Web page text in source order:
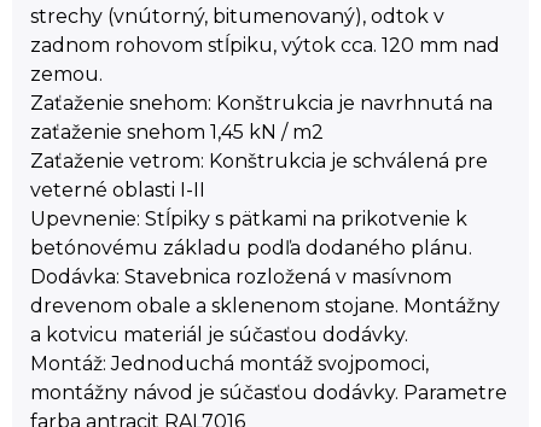
strechy (vnútorný, bitumenovaný), odtok v
zadnom rohovom stĺpiku, výtok cca. 120 mm nad
zemou.
Zaťaženie snehom: Konštrukcia je navrhnutá na
zaťaženie snehom 1,45 kN / m2
Zaťaženie vetrom: Konštrukcia je schválená pre
veterné oblasti I-II
Upevnenie: Stĺpiky s pätkami na prikotvenie k
betónovému základu podľa dodaného plánu.
Dodávka: Stavebnica rozložená v masívnom
drevenom obale a sklenenom stojane. Montážny
a kotvicu materiál je súčasťou dodávky.
Montáž: Jednoduchá montáž svojpomoci,
montážny návod je súčasťou dodávky. Parametre
farba antracit RAL7016